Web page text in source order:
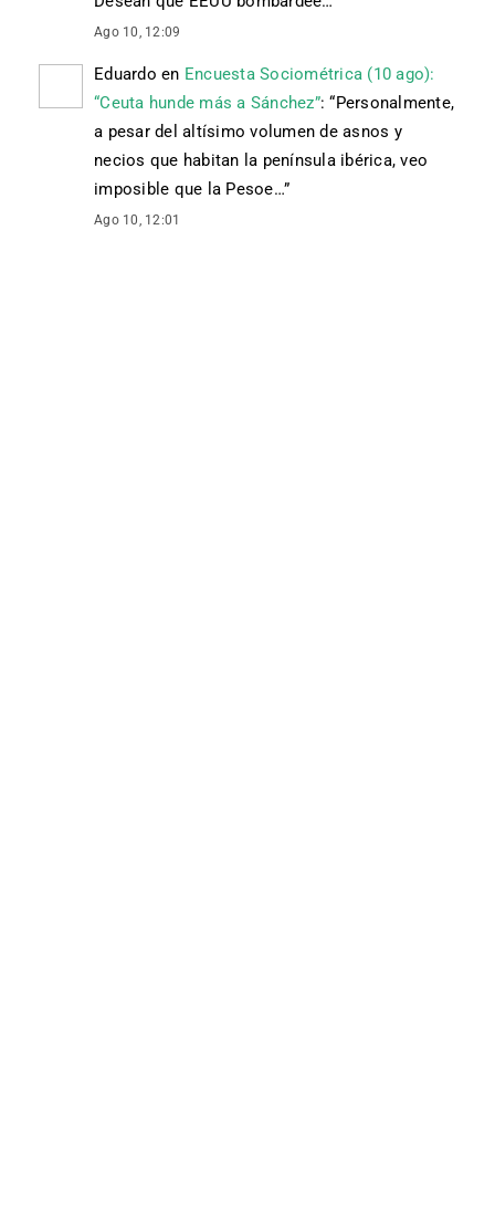
Ago 10, 12:09
Eduardo en Encuesta Sociométrica (10 ago):
“Ceuta hunde más a Sánchez”: “Personalmente,
a pesar del altísimo volumen de asnos y
necios que habitan la península ibérica, veo
imposible que la Pesoe…”
Ago 10, 12:01